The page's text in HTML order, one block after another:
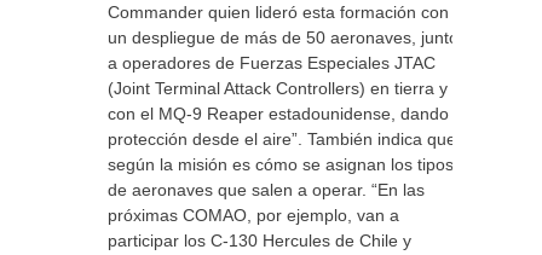
Commander quien lideró esta formación con
un despliegue de más de 50 aeronaves, junto
a operadores de Fuerzas Especiales JTAC
(Joint Terminal Attack Controllers) en tierra y
con el MQ-9 Reaper estadounidense, dando
protección desde el aire”. También indica que
según la misión es cómo se asignan los tipos
de aeronaves que salen a operar. “En las
próximas COMAO, por ejemplo, van a
participar los C-130 Hercules de Chile y